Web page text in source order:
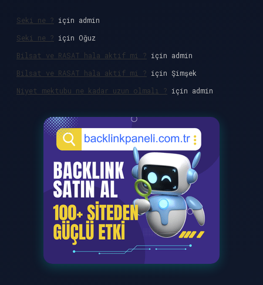
Seki ne ? için admin
Seki ne ? için Oğuz
Bilsat ve RASAT hala aktif mi ? için admin
Bilsat ve RASAT hala aktif mi ? için Şimşek
Niyet mektubu ne kadar uzun olmalı ? için admin